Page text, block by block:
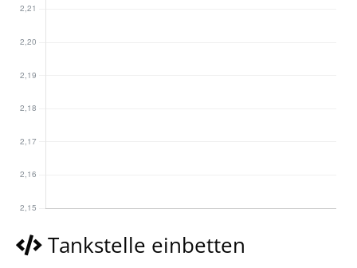
Tankstelle einbetten